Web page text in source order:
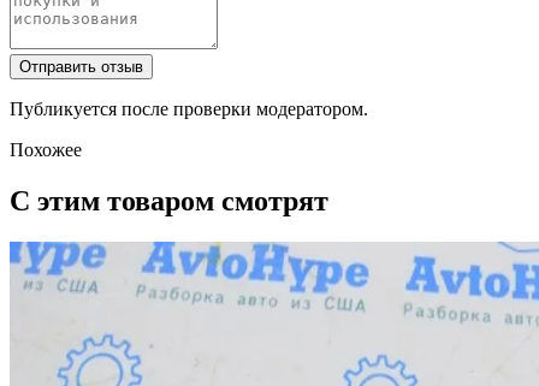
Отправить отзыв
Публикуется после проверки модератором.
Похожее
С этим товаром смотрят